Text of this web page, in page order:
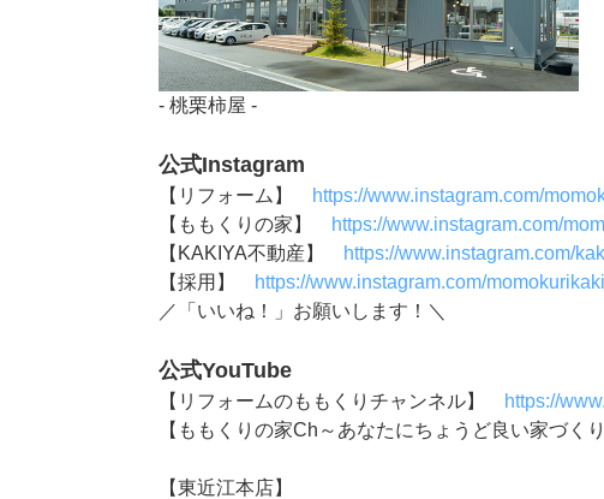
- 桃栗柿屋 -
公式Instagram
【リフォーム】
https://www.instagram.com/
【ももくりの家】
https://www.instagram.com/
【KAKIYA不動産】
https://www.instagram.com/
【採用】
https://www.instagram.com/
／「いいね！」お願いします！＼
公式YouTube
【リフォームのももくりチャンネル】
https://
【ももくりの家Ch～あなたにちょうど良い家づく
【東近江本店】